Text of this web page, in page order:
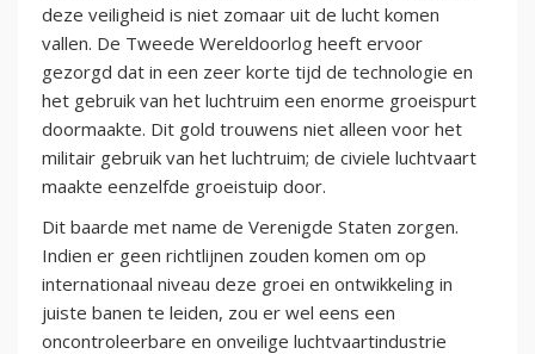
deze veiligheid is niet zomaar uit de lucht komen
vallen. De Tweede Wereldoorlog heeft ervoor
gezorgd dat in een zeer korte tijd de technologie en
het gebruik van het luchtruim een enorme groeispurt
doormaakte. Dit gold trouwens niet alleen voor het
militair gebruik van het luchtruim; de civiele luchtvaart
maakte eenzelfde groeistuip door.
Dit baarde met name de Verenigde Staten zorgen.
Indien er geen richtlijnen zouden komen om op
internationaal niveau deze groei en ontwikkeling in
juiste banen te leiden, zou er wel eens een
oncontroleerbare en onveilige luchtvaartindustrie